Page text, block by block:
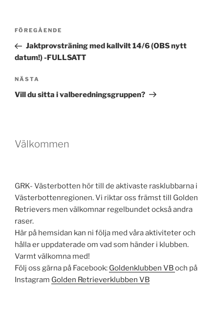
Inläggsnavigering
Föregående
inlägg
FÖREGÅENDE
Jaktprovsträning med kallvilt 14/6 (OBS nytt
datum!) -FULLSATT
Nästa
inlägg
NÄSTA
Vill du sitta i valberedningsgruppen?
Välkommen
GRK- Västerbotten hör till de aktivaste rasklubbarna i
Västerbottenregionen. Vi riktar oss främst till Golden
Retrievers men välkomnar regelbundet också andra
raser.
Här på hemsidan kan ni följa med våra aktiviteter och
hålla er uppdaterade om vad som händer i klubben.
Varmt välkomna med!
Följ oss gärna på Facebook: Goldenklubben VBoch på
Instagram Golden Retrieverklubben VB